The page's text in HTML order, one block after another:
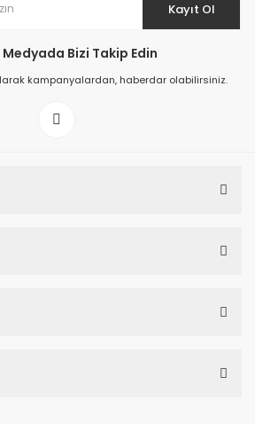
Tutkalı 500 gr
Kayıt Ol
Bizi Takip Edin
kampanyalardan, haberdar olabilirsiniz.